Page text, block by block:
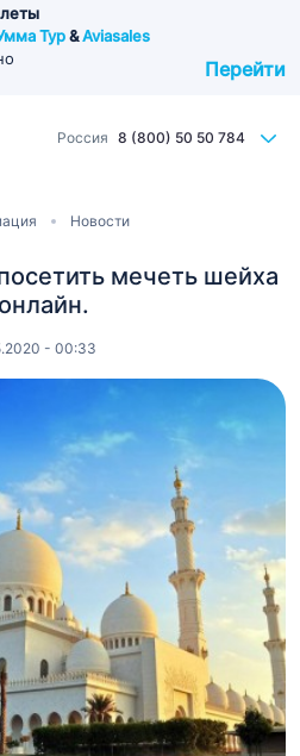
Тур&Aviasales
Перейти
Россия 8 (800) 50 50 784
Новости
мечеть шейха
- 00:33